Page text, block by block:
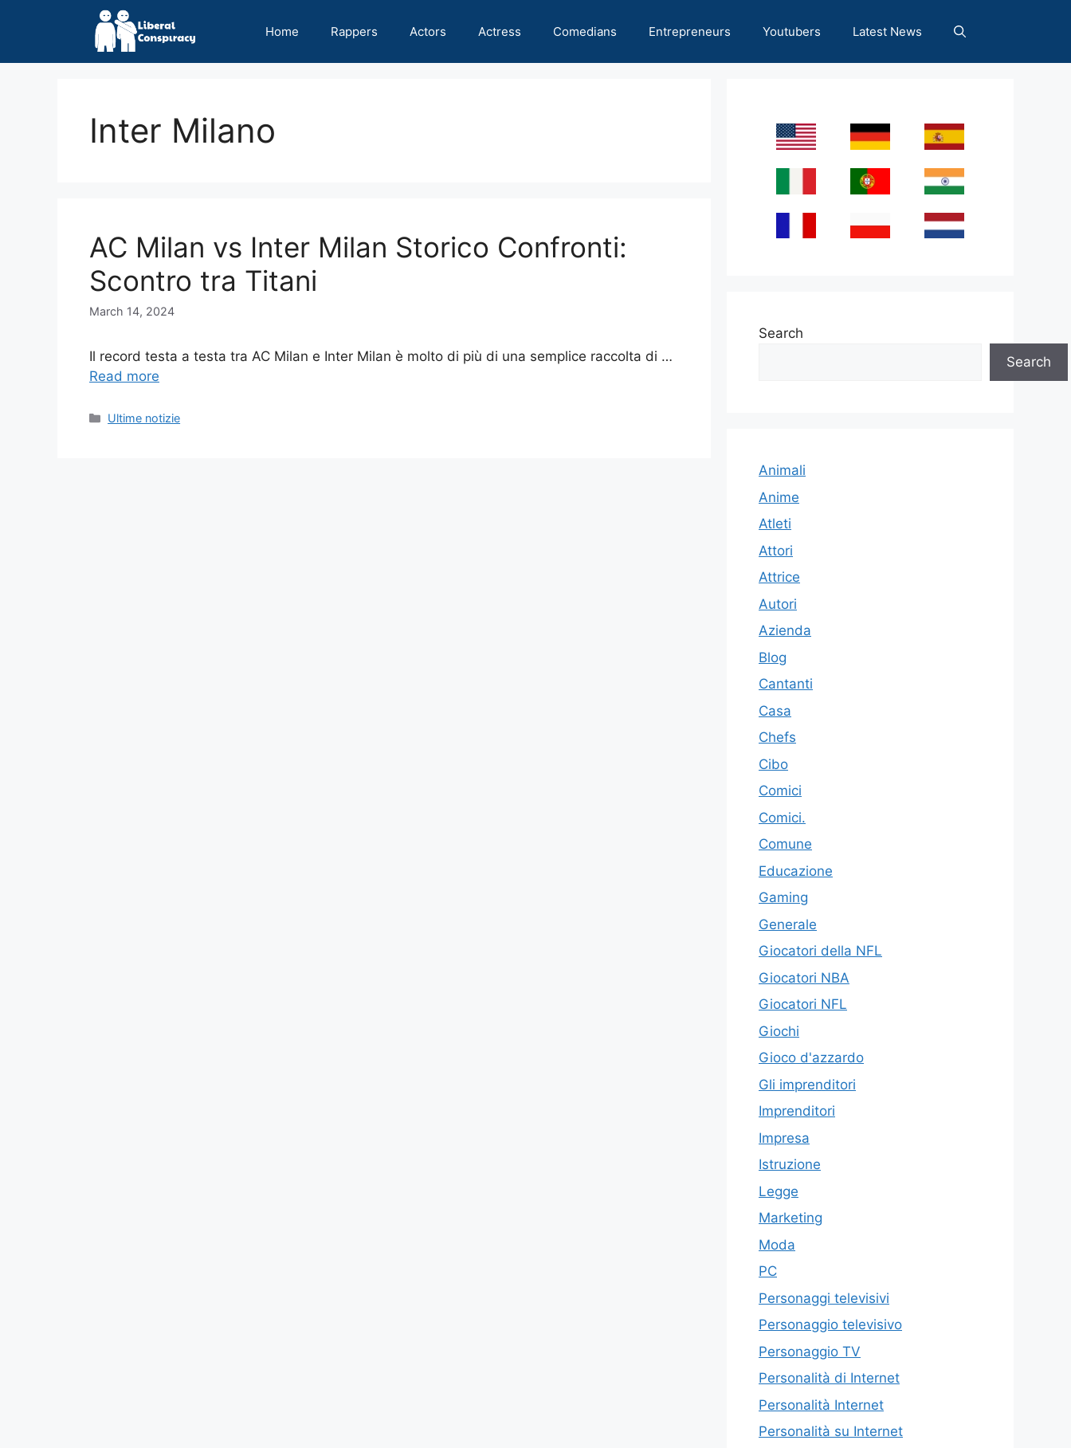
Home Rappers Actors Actress Comedians Entrepreneurs Youtubers Latest News
Inter Milano
AC Milan vs Inter Milan Storico Confronti:
Scontro tra Titani
March 14, 2024
Il record testa a testa tra AC Milan e Inter Milan è molto di più di una semplice raccolta di …
Read more
Categories
Ultime notizie
Search
Search
Animali
Anime
Atleti
Attori
Attrice
Autori
Azienda
Blog
Cantanti
Casa
Chefs
Cibo
Comici
Comici.
Comune
Educazione
Gaming
Generale
Giocatori della NFL
Giocatori NBA
Giocatori NFL
Giochi
Gioco d'azzardo
Gli imprenditori
Imprenditori
Impresa
Istruzione
Legge
Marketing
Moda
PC
Personaggi televisivi
Personaggio televisivo
Personaggio TV
Personalità di Internet
Personalità Internet
Personalità su Internet